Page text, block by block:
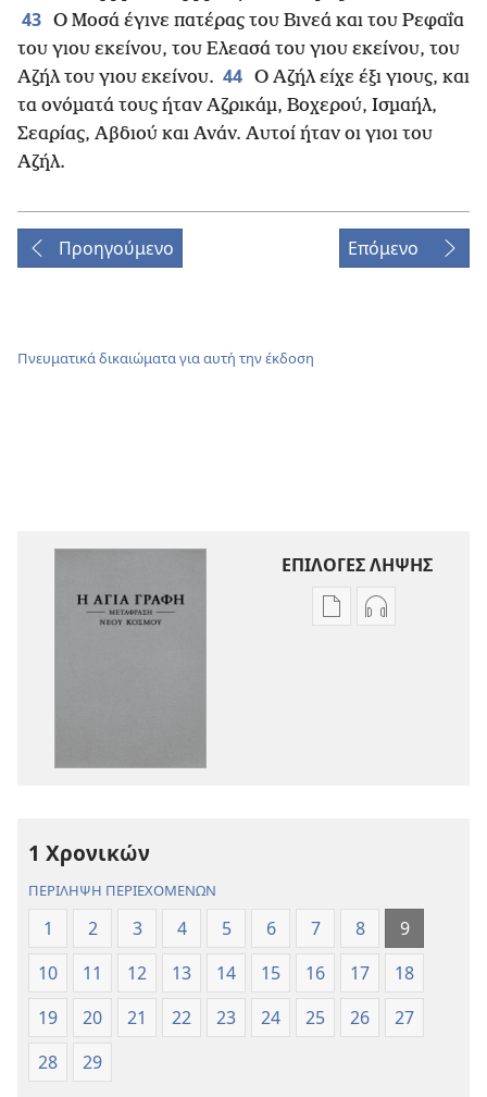
43 Ο Μοσά έγινε πατέρας του Βινεά και του Ρεφαΐα
του γιου εκείνου, του Ελεασά του γιου εκείνου, του
Αζήλ του γιου εκείνου. 44 Ο Αζήλ είχε έξι γιους, και
τα ονόματά τους ήταν Αζρικάμ, Βοχερού, Ισμαήλ,
Σεαρίας, Αβδιού και Ανάν. Αυτοί ήταν οι γιοι του
Αζήλ.
Προηγούμενο Επόμενο
Πνευματικά δικαιώματα για αυτή την έκδοση
ΕΠΙΛΟΓΕΣ ΛΗΨΗΣ
Επιλογές
2017)
Επιλογές
2017)
1 Χρονικών
ΠΕΡΙΛΗΨΗ ΠΕΡΙΕΧΟΜΕΝΩΝ
1 2 3 4 5 6 7 8
9
10
11 12 13 14 15 16 17
18
19
20 21 22 23 24 25 26
27
28
29